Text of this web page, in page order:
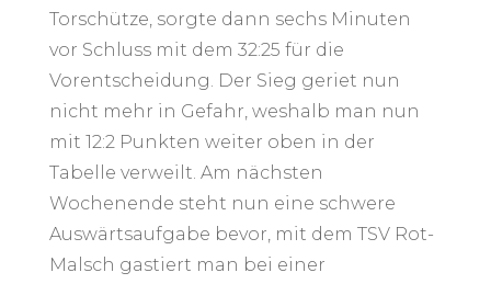
Torschütze, sorgte dann sechs Minuten
vor Schluss mit dem 32:25 für die
Vorentscheidung. Der Sieg geriet nun
nicht mehr in Gefahr, weshalb man nun
mit 12:2 Punkten weiter oben in der
Tabelle verweilt. Am nächsten
Wochenende steht nun eine schwere
Auswärtsaufgabe bevor, mit dem TSV Rot-
Malsch gastiert man bei einer